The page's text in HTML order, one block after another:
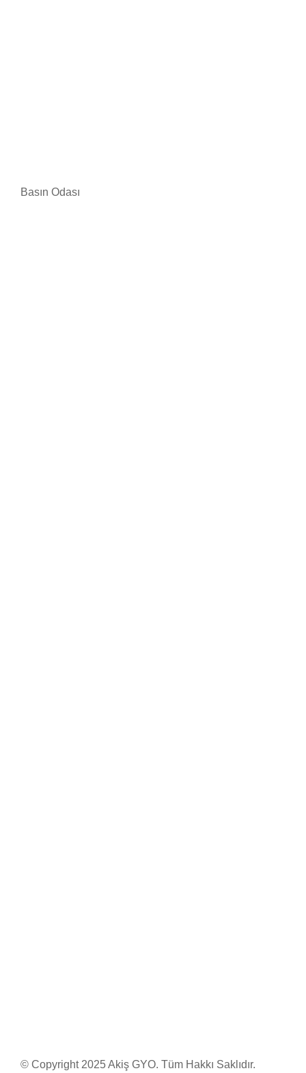
Basın Odası
© Copyright 2025 Akiş GYO. Tüm Hakkı Saklıdır.